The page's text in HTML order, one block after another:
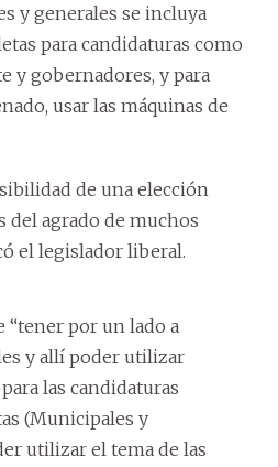
y generales se incluya
para candidaturas como
y gobernadores, y para
usar las máquinas de
de una elección
del agrado de muchos
el legislador liberal.
“tener por un lado a
y allí poder utilizar
las candidaturas
(Municipales y
utilizar el tema de las